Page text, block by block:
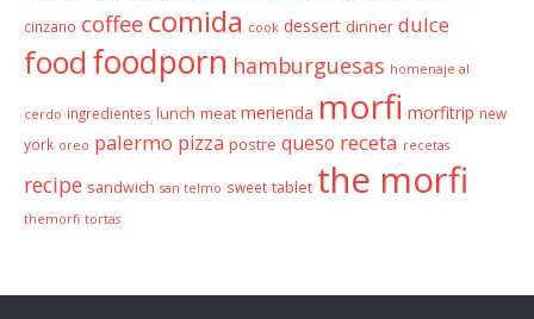
cinzano coffee comida cook dessert dinner dulce
food foodporn hamburguesas homenaje al
cerdo ingredientes lunch meat merienda morfi morfitrip new
york oreo palermo pizza postre queso receta recetas
recipe sandwich san telmo sweet tablet the morfi
themorfi tortas